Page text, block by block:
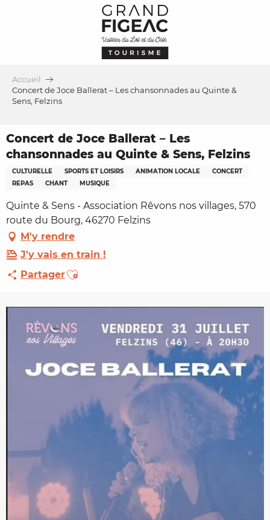
Accueil
Concert de Joce Ballerat – Les chansonnades au Quinte &
Sens, Felzins
Concert de Joce Ballerat – Les
chansonnades au Quinte & Sens, Felzins
CULTURELLE SPORTS ET LOISIRS ANIMATION LOCALE
CONCERT
REPAS
CHANT MUSIQUE
Quinte & Sens - Association Rêvons nos villages, 570
route du Bourg, 46270 Felzins
M'y rendre
J'y vais en train !
PartagerAjouter aux favoris